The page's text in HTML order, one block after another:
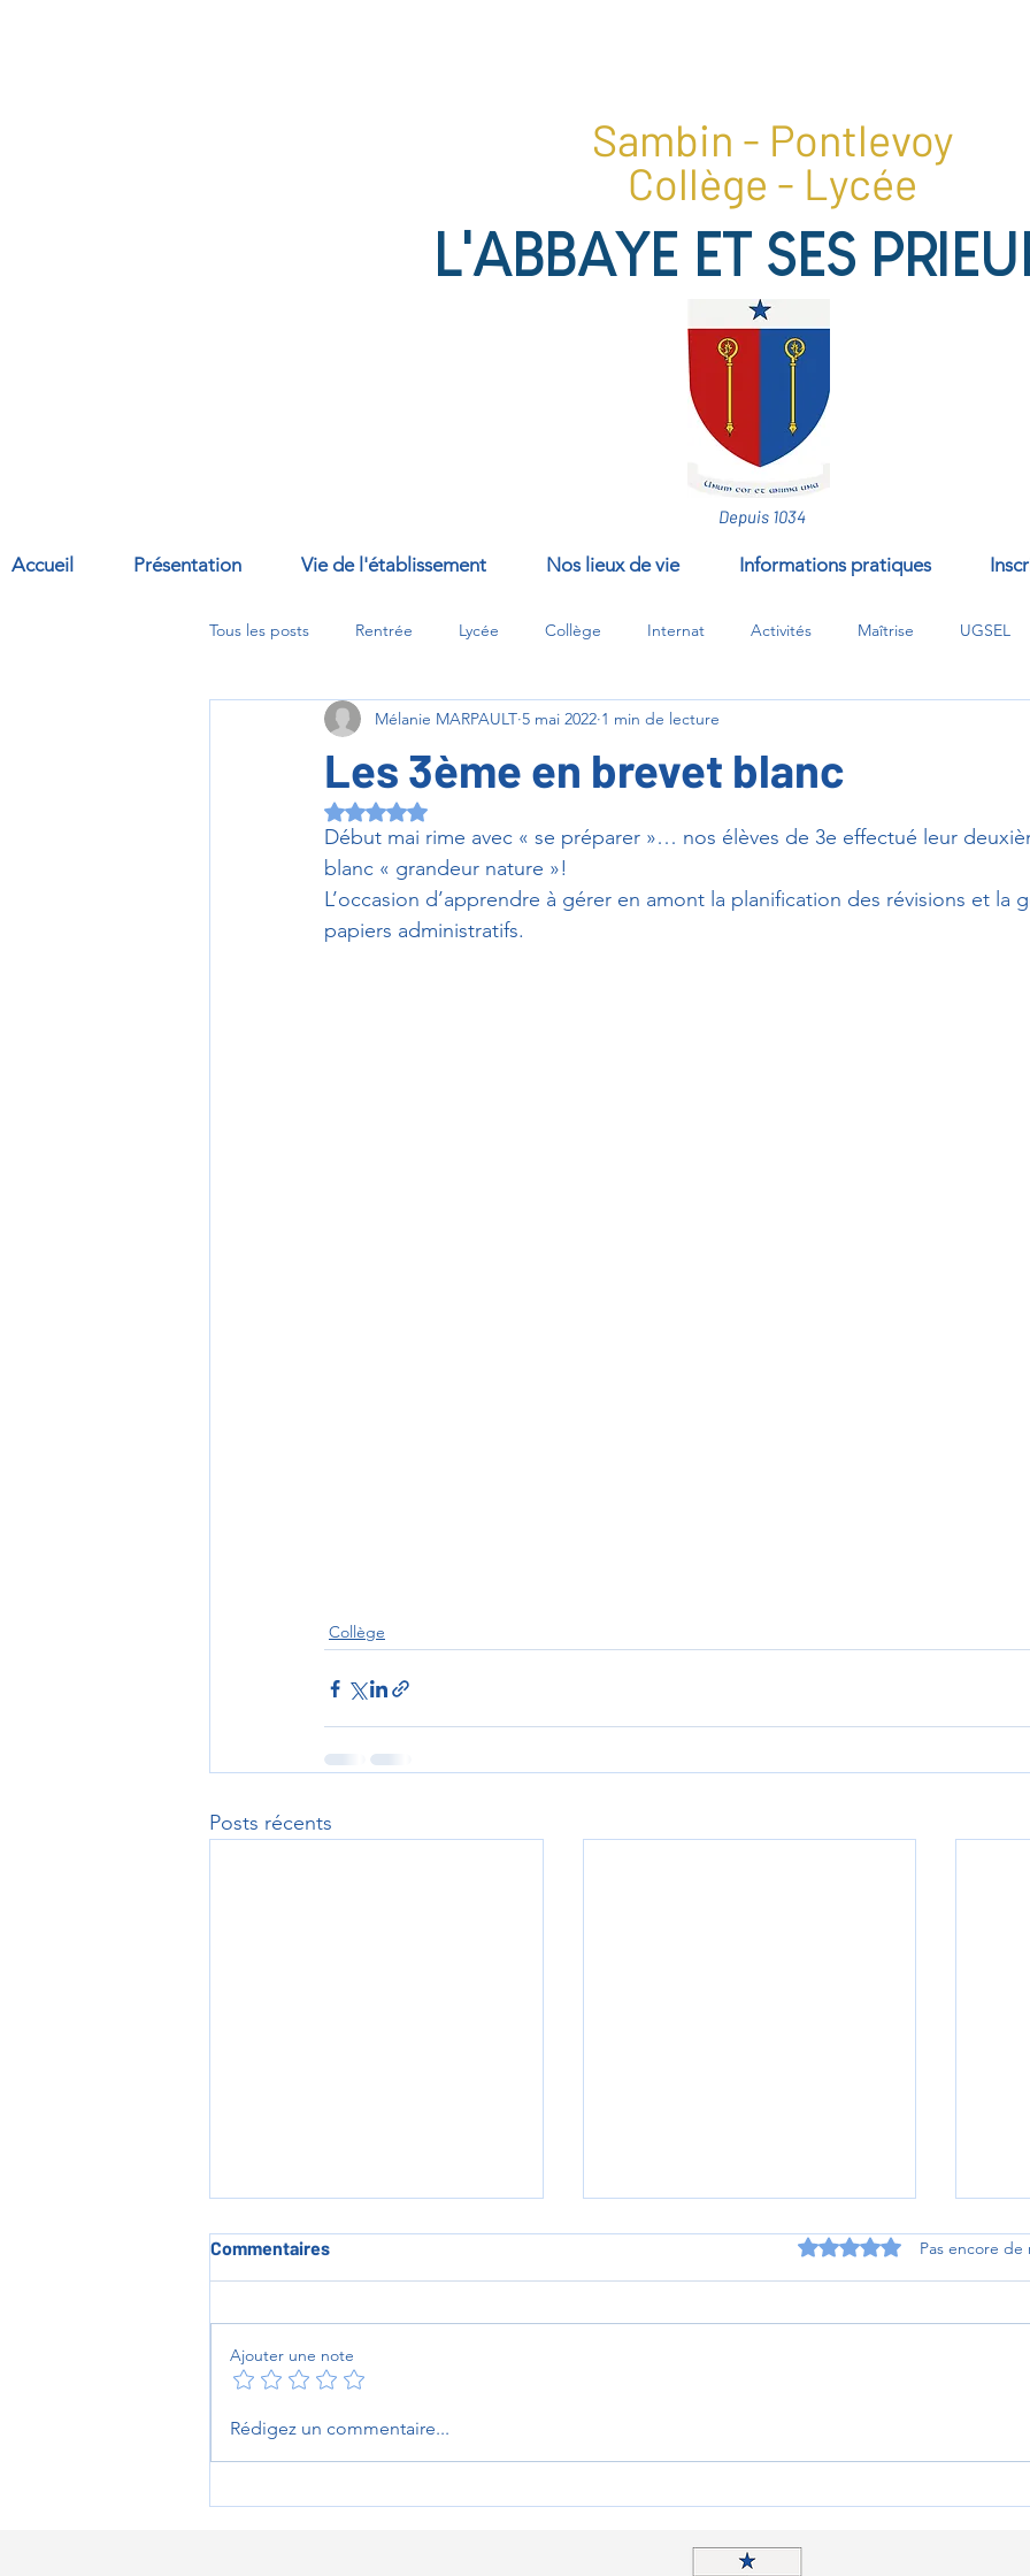
Sambin - Pontlevoy
Collège - Lycée
L'ABBAYE ET SES
Depuis 1034
Accueil Présentation Vie de l'établissement Nos lieux de vie Informations pratiques
Tous les posts Rentrée Lycée Collège Internat Activités Maîtrise UGSEL
Abbaye options/compléments/EPI
Les 3ème en brevet blanc
Mélanie MARPAULT 5 mai 2022 1 min de lecture
Noté NaN étoiles sur 5.
Début mai rime avec « se préparer »… nos élèves de 3e effectué leur
blanc « grandeur nature »!
L’occasion d’apprendre à gérer en amont la planification des révisions et la
papiers administratifs.
Collège
Posts récents
L'heure des au revoirs au
Kenya
Commentaires Noté 0 étoile sur 5.Pas encore de
Ajouter une note
Rédigez un commentaire...